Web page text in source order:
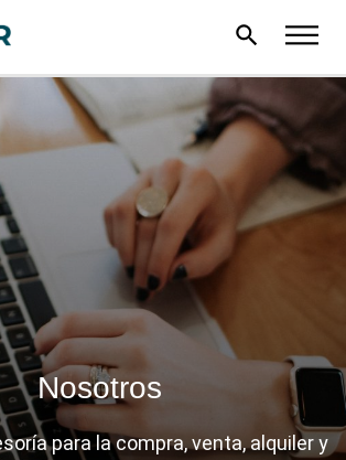
search
Nosotros
para la compra, venta, alquiler y